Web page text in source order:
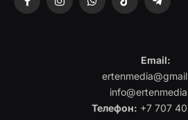
FacebookInstagramWhatsAppTikTok
Email:
Телефон: +7 707